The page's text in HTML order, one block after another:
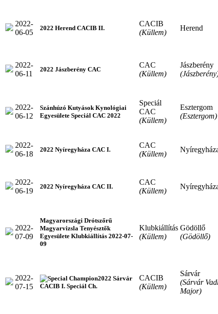
2022-
06-05
2022 Herend CACIB II.
CACIB
(Küllem)
Herend
2022-
06-11
2022 Jászberény CAC
CAC
(Küllem)
Jászberény
2022-
06-12
Szánhúzó Kutyások Kynológiai
Egyesülete Speciál CAC 2022
Speciál
CAC
(Küllem)
Esztergom
(Esztergom)
2022-
06-18
2022 Nyíregyháza CAC I.
CAC
(Küllem)
2022-
06-19
2022 Nyíregyháza CAC II.
CAC
(Küllem)
2022-
07-09
Magyarországi Drótszőrű
Magyarvizsla Tenyésztők
Egyesülete Klubkiállítás 2022-07-
09
Klubkiállítás
(Küllem)
Gödöllő
(Gödöllő)
2022-
07-15
2022 Sárvár
CACIB I. Speciál Ch.
CACIB
(Küllem)
Sárvár
(Sárvár
Major)